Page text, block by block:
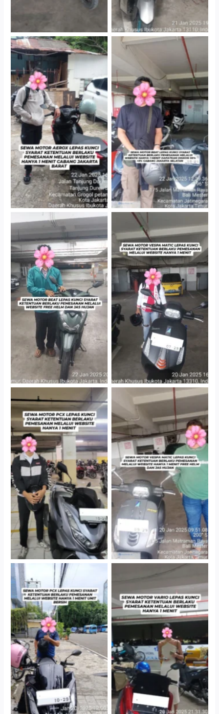
Cabang Jakarta Barat
Cityplaza Jatinegara
Gedung Parkir P6A
Cityplaza Jatinegara
Gedung Parkir P6A
Cityplaza Jatinegara
Gedung Parkir P6A
Hotel Kartika Chandra,
Jakarta Selatan
Cityplaza Jatinegara
Gedung Parkir P6A
Antar Jemput Kendaraan
Cityplaza Jatinegara
Gedung Parkir P6A